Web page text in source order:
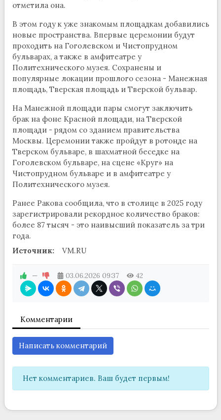
отметила она.
В этом году к уже знакомым площадкам добавились
новые пространства. Впервые церемонии будут
проходить на Гоголевском и Чистопрудном
бульварах, а также в амфитеатре у
Политехнического музея. Сохранены и
популярные локации прошлого сезона - Манежная
площадь, Тверская площадь и Тверской бульвар.
На Манежной площади пары смогут заключить
брак на фоне Красной площади, на Тверской
площади - рядом со зданием правительства
Москвы. Церемонии также пройдут в ротонде на
Тверском бульваре, в шахматной беседке на
Гоголевском бульваре, на сцене «Круг» на
Чистопрудном бульваре и в амфитеатре у
Политехнического музея.
Ранее Ракова сообщила, что в столице в 2025 году
зарегистрировали рекордное количество браков:
более 87 тысяч - это наивысший показатель за три
года.
Источник:
VM.RU
— 03.06.2026 09:37 42
Комментарии
Написать комментарий
Нет комментариев. Ваш будет первым!